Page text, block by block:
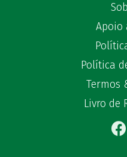
Apoio
Política
Termos
Livro de